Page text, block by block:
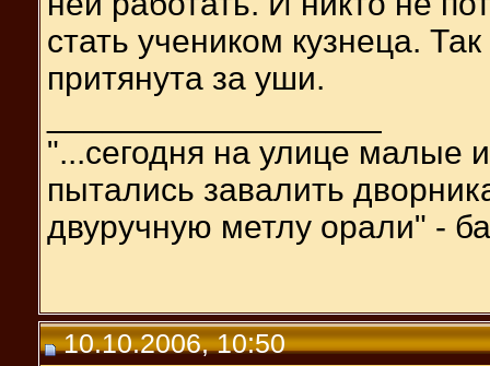
стать учеником кузнеца.
притянута за уши.
"...сегодня на улице малые
пытались завалить
двуручную метлу орали" -
10.10.2006, 10:50